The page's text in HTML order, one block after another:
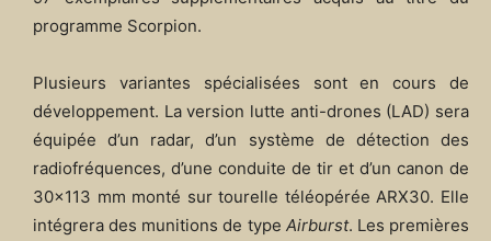
programme Scorpion.
Plusieurs variantes spécialisées sont en cours de
développement. La version lutte anti-drones (LAD) sera
équipée d’un radar, d’un système de détection des
radiofréquences, d’une conduite de tir et d’un canon de
30×113 mm monté sur tourelle téléopérée ARX30. Elle
intégrera des munitions de type Airburst. Les premières